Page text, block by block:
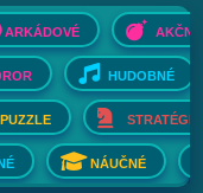
ARKÁDOVÉ AKČNÉ
HUDOBNÉ
PUZZLE STRATÉGIE
NÁUČNÉ